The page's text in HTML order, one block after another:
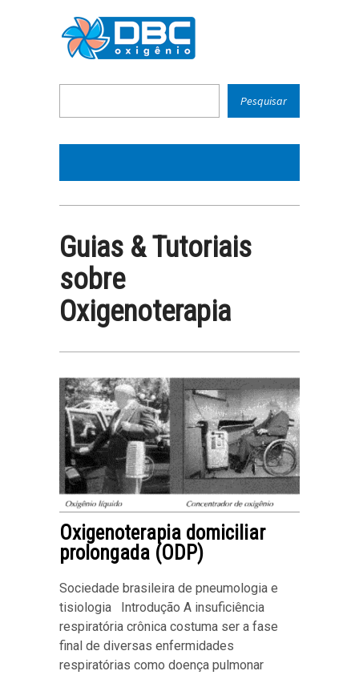
Guias & Tutoriais
sobre
Oxigenoterapia
Oxigenoterapia domiciliar
prolongada (ODP)
Sociedade brasileira de pneumologia e
tisiologia Introdução A insuficiência
respiratória crônica costuma ser a fase
final de diversas enfermidades
respiratórias como doença pulmonar